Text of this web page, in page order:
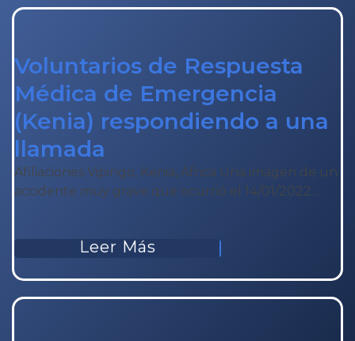
Voluntarios de Respuesta
Médica de Emergencia
(Kenia) respondiendo a una
llamada
Afiliaciones Vipingo, Kenia, África Una imagen de un
accidente muy grave que ocurrió el 14/01/2022…
Leer Más